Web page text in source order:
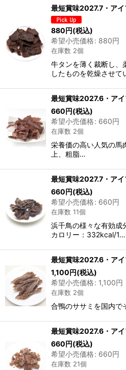
最短賞味2027.7・ア
880円(税込)
希望小売価格: 880円
在庫数 2個
牛タンを薄く裁断し、
したものを乾燥させて
最短賞味2027.6・ア
660円(税込)
希望小売価格: 660円
在庫数 2個
栄養価の高い人気の
上、粗脂…
最短賞味2027.7・ア
660円(税込)
希望小売価格: 660円
在庫数 11個
浜千鳥の様々な有効成
カロリー：332kcal/1…
最短賞味2027.6・ア
1,100円(税込)
希望小売価格: 1,100円
在庫数 2個
合鴨のササミを国内
最短賞味2027.6・ア
660円(税込)
希望小売価格: 660円
在庫数 21個